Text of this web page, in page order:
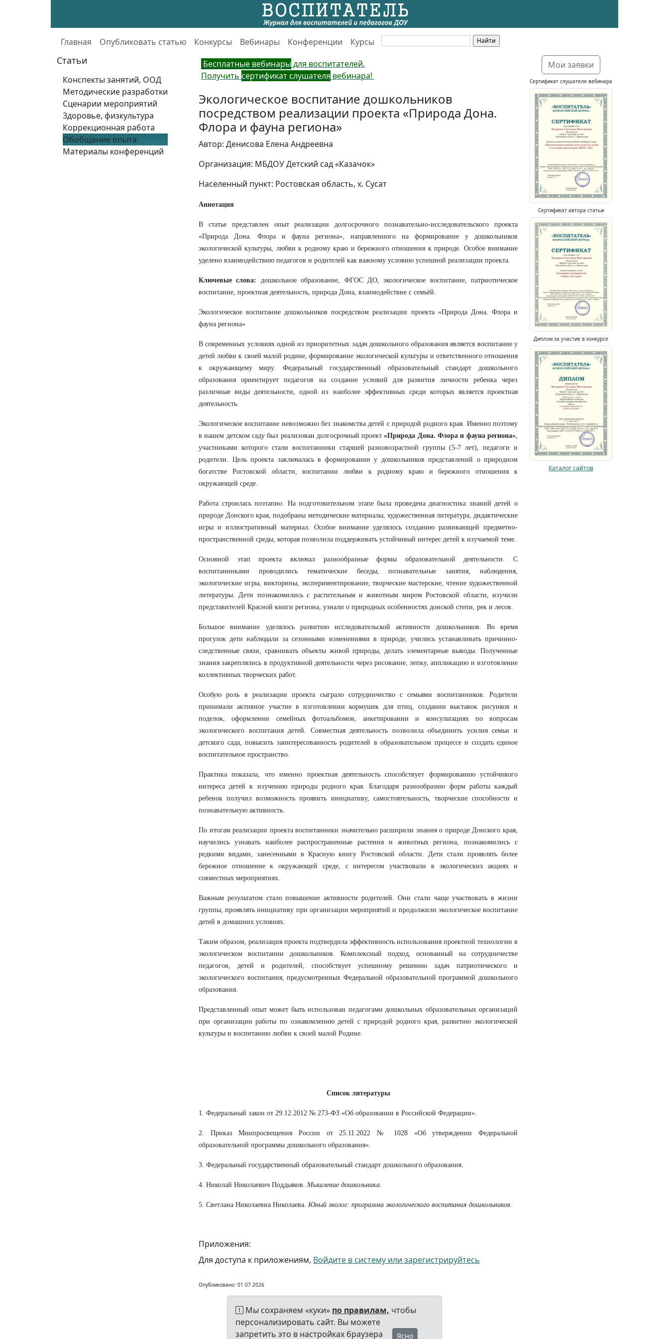
Главная Опубликовать статью Конкурсы Вебинары Конференции Курсы
Статьи
Конспекты занятий, ООД
Методические разработки
Сценарии мероприятий
Здоровье, физкультура
Коррекционная работа
Обобщение опыта
Материалы конференций
Бесплатные вебинарыдля воспитателей.
Получить сертификат слушателя вебинара!
Экологическое воспитание дошкольников
посредством реализации проекта «Природа Дона.
Флора и фауна региона»
Автор: Денисова Елена Андреевна
Организация: МБДОУ Детский сад «Казачок»
Населенный пункт: Ростовская область, х. Сусат
Аннотация
В статье представлен опыт реализации долгосрочного познавательно-исследовательского проекта
«Природа Дона. Флора и фауна региона», направленного на формирование у дошкольников
экологической культуры, любви к родному краю и бережного отношения к природе. Особое внимание
уделено взаимодействию педагогов и родителей как важному условию успешной реализации проекта.
Ключевые слова: дошкольное образование, ФГОС ДО, экологическое воспитание, патриотическое
воспитание, проектная деятельность, природа Дона, взаимодействие с семьёй.
Экологическое воспитание дошкольников посредством реализации проекта «Природа Дона. Флора и
фауна региона»
В современных условиях одной из приоритетных задач дошкольного образования является воспитание у
детей любви к своей малой родине, формирование экологической культуры и ответственного отношения
к окружающему миру. Федеральный государственный образовательный стандарт дошкольного
образования ориентирует педагогов на создание условий для развития личности ребенка через
различные виды деятельности, одной из наиболее эффективных среди которых является проектная
деятельность.
Экологическое воспитание невозможно без знакомства детей с природой родного края. Именно поэтому
в нашем детском саду был реализован долгосрочный проект«Природа Дона. Флора и фауна региона»,
участниками которого стали воспитанники старшей разновозрастной группы (5-7 лет), педагоги и
родители. Цель проекта заключалась в формировании у дошкольников представлений о природном
богатстве Ростовской области, воспитании любви к родному краю и бережного отношения к
окружающей среде.
Работа строилась поэтапно. На подготовительном этапе была проведена диагностика знаний детей о
природе Донского края, подобраны методические материалы, художественная литература, дидактические
игры и иллюстративный материал. Особое внимание уделялось созданию развивающей предметно-
пространственной среды, которая позволила поддерживать устойчивый интерес детей к изучаемой теме.
Основной этап проекта включал разнообразные формы образовательной деятельности. С
воспитанниками проводились тематические беседы, познавательные занятия, наблюдения,
экологические игры, викторины, экспериментирование, творческие мастерские, чтение художественной
литературы. Дети познакомились с растительным и животным миром Ростовской области, изучили
представителей Красной книги региона, узнали о природных особенностях донской степи, рек и лесов.
Большое внимание уделялось развитию исследовательской активности дошкольников. Во время
прогулок дети наблюдали за сезонными изменениями в природе, учились устанавливать причинно-
следственные связи, сравнивать объекты живой природы, делать элементарные выводы. Полученные
знания закреплялись в продуктивной деятельности через рисование, лепку, аппликацию и изготовление
коллективных творческих работ.
Особую роль в реализации проекта сыграло сотрудничество с семьями воспитанников. Родители
принимали активное участие в изготовлении кормушек для птиц, создании выставок рисунков и
поделок, оформлении семейных фотоальбомов, анкетировании и консультациях по вопросам
экологического воспитания детей. Совместная деятельность позволила объединить усилия семьи и
детского сада, повысить заинтересованность родителей в образовательном процессе и создать единое
воспитательное пространство.
Практика показала, что именно проектная деятельность способствует формированию устойчивого
интереса детей к изучению природы родного края. Благодаря разнообразию форм работы каждый
ребенок получил возможность проявить инициативу, самостоятельность, творческие способности и
познавательную активность.
По итогам реализации проекта воспитанники значительно расширили знания о природе Донского края,
научились узнавать наиболее распространенные растения и животных региона, познакомились с
редкими видами, занесенными в Красную книгу Ростовской области. Дети стали проявлять более
бережное отношение к окружающей среде, с интересом участвовали в экологических акциях и
совместных мероприятиях.
Важным результатом стало повышение активности родителей. Они стали чаще участвовать в жизни
группы, проявлять инициативу при организации мероприятий и продолжили экологическое воспитание
детей в домашних условиях.
Таким образом, реализация проекта подтвердила эффективность использования проектной технологии в
экологическом воспитании дошкольников. Комплексный подход, основанный на сотрудничестве
педагогов, детей и родителей, способствует успешному решению задач патриотического и
экологического воспитания, предусмотренных Федеральной образовательной программой дошкольного
образования.
Представленный опыт может быть использован педагогами дошкольных образовательных организаций
при организации работы по ознакомлению детей с природой родного края, развитию экологической
культуры и воспитанию любви к своей малой Родине.
Список литературы
1. Федеральный закон от 29.12.2012 № 273-ФЗ «Об образовании в Российской Федерации».
2. Приказ Минпросвещения России от 25.11.2022 № 1028 «Об утверждении Федеральной
образовательной программы дошкольного образования».
3. Федеральный государственный образовательный стандарт дошкольного образования.
4. Николай Николаевич Поддьяков. Мышление дошкольника.
5. Светлана Николаевна Николаева. Юный эколог: программа экологического воспитания дошкольников.
Приложения:
Для доступа к приложениям, Войдите в систему или зарегистрируйтесь
Опубликовано: 01.07.2026
Мои заявки
Сертификат слушателя вебинара
Сертификат автора статьи
Диплом за участие в конкурсе
Каталог сайтов
Мы сохраняем «куки» по правилам, чтобы
персонализировать сайт. Вы можете
запретить это в настройках браузера
Ясно